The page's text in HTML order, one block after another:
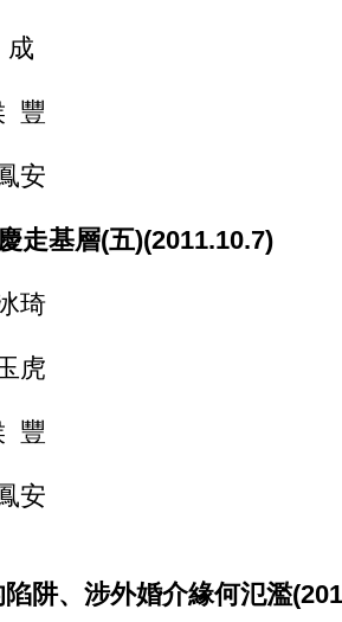
豐
安
走基層(五)(2011.10.7)
琦
虎
豐
安
阱、涉外婚介緣何氾濫